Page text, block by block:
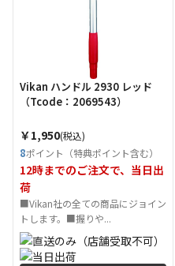
Vikan ハンドル 2930 レッド
（Tcode：2069543）
￥1,950(税込)
8ポイント（特典ポイント含む）
12時までのご注文で、当日出
荷
■Vikan社の全ての商品にジョイン
トします。■握りや...